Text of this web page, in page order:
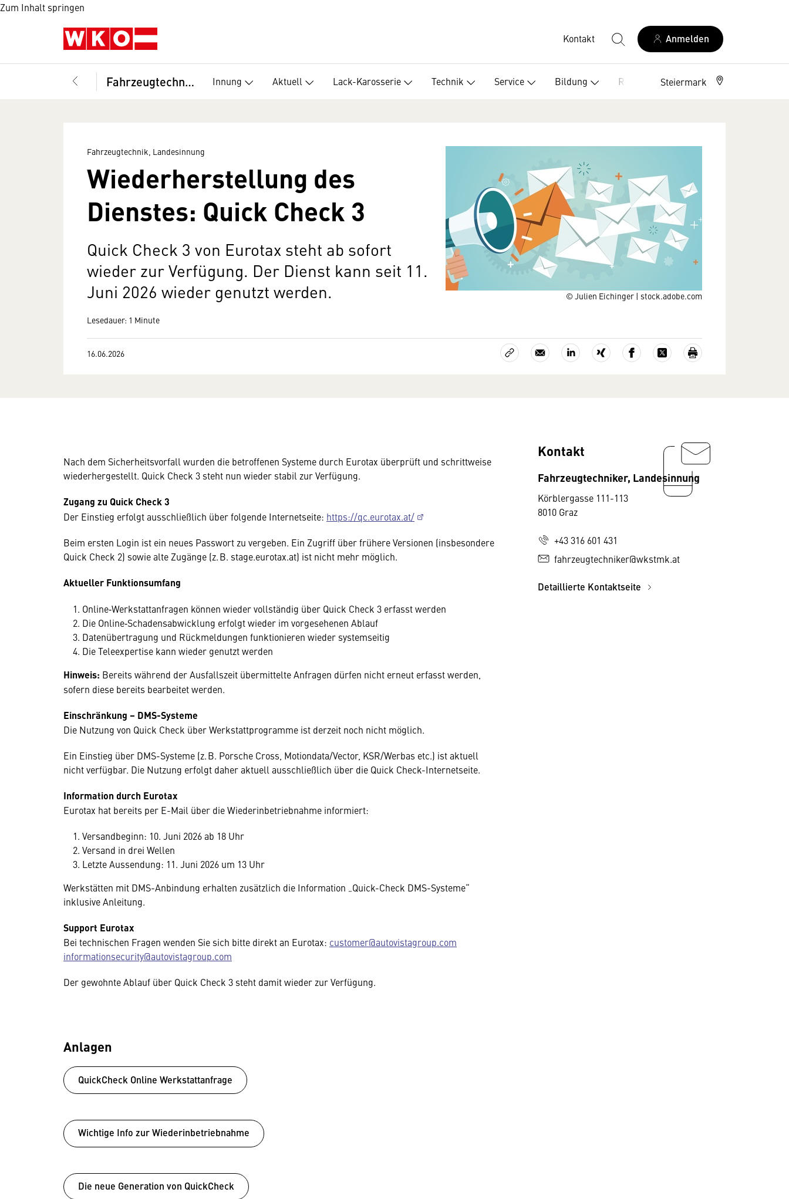
Zum Inhalt springen
Kontakt Anmelden
Fahrzeugtechnik, Landesinnung Innung Aktuell Lack-Karosserie Technik Service Bildung Recht Steiermark
© Julien Eichinger | stock.adobe.com
Fahrzeugtechnik, Landesinnung
Wiederherstellung des
Dienstes: Quick Check 3
Quick Check 3 von Eurotax steht ab sofort
wieder zur Verfügung. Der Dienst kann seit 11.
Juni 2026 wieder genutzt werden.
Lesedauer: 1 Minute
16.06.2026
Nach dem Sicherheitsvorfall wurden die betroffenen Systeme durch Eurotax überprüft und schrittweise
wiederhergestellt. Quick Check 3 steht nun wieder stabil zur Verfügung.
Zugang zu Quick Check 3
Der Einstieg erfolgt ausschließlich über folgende Internetseite: https://qc.eurotax.at/
Beim ersten Login ist ein neues Passwort zu vergeben. Ein Zugriff über frühere Versionen (insbesondere
Quick Check 2) sowie alte Zugänge (z. B. stage.eurotax.at) ist nicht mehr möglich.
Aktueller Funktionsumfang
Online‑Werkstattanfragen können wieder vollständig über Quick Check 3 erfasst werden
Die Online‑Schadensabwicklung erfolgt wieder im vorgesehenen Ablauf
Datenübertragung und Rückmeldungen funktionieren wieder systemseitig
Die Teleexpertise kann wieder genutzt werden
Hinweis: Bereits während der Ausfallszeit übermittelte Anfragen dürfen nicht erneut erfasst werden,
sofern diese bereits bearbeitet werden.
Einschränkung – DMS-Systeme
Die Nutzung von Quick Check über Werkstattprogramme ist derzeit noch nicht möglich.
Ein Einstieg über DMS-Systeme (z. B. Porsche Cross, Motiondata/Vector, KSR/Werbas etc.) ist aktuell
nicht verfügbar. Die Nutzung erfolgt daher aktuell ausschließlich über die Quick Check-Internetseite.
Information durch Eurotax
Eurotax hat bereits per E-Mail über die Wiederinbetriebnahme informiert:
Versandbeginn: 10. Juni 2026 ab 18 Uhr
Versand in drei Wellen
Letzte Aussendung: 11. Juni 2026 um 13 Uhr
Werkstätten mit DMS-Anbindung erhalten zusätzlich die Information „Quick-Check DMS-Systeme“
inklusive Anleitung.
Support Eurotax
Bei technischen Fragen wenden Sie sich bitte direkt an Eurotax: customer@autovistagroup.com
informationsecurity@autovistagroup.com
Der gewohnte Ablauf über Quick Check 3 steht damit wieder zur Verfügung.
Anlagen
QuickCheck Online Werkstattanfrage
Wichtige Info zur Wiederinbetriebnahme
Die neue Generation von QuickCheck
Kontakt
Fahrzeugtechniker, Landesinnung
Körblergasse 111-113
8010 Graz
+43 316 601 431
fahrzeugtechniker@wkstmk.at
Detaillierte Kontaktseite